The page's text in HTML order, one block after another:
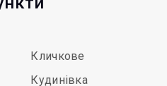
Кличкове
Кудинівка